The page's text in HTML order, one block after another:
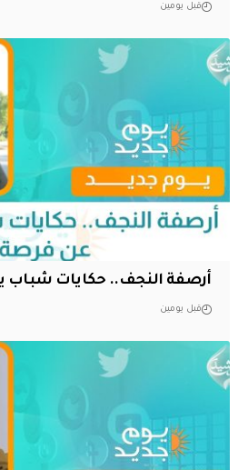
قبل يومين
أرصفة النجف.. حكايات شباب
قبل يومين